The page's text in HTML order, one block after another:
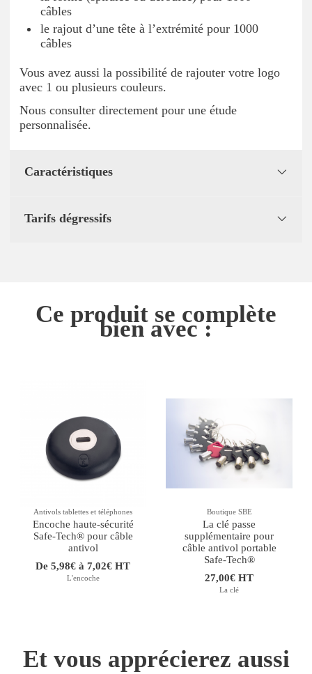
câbles
le rajout d’une tête à l’extrémité pour 1000
câbles
Vous avez aussi la possibilité de rajouter votre logo
avec 1 ou plusieurs couleurs.
Nous consulter directement pour une étude
personnalisée.
Caractéristiques
Tarifs dégressifs
Ce produit se complète
bien avec :
Antivols tablettes et téléphones
Encoche haute-sécurité
Safe-Tech® pour câble
antivol
De 5,98€ à 7,02€ HT
L'encoche
Boutique SBE
La clé passe
supplémentaire pour
câble antivol portable
Safe-Tech®
27,00€ HT
La clé
Et vous apprécierez aussi